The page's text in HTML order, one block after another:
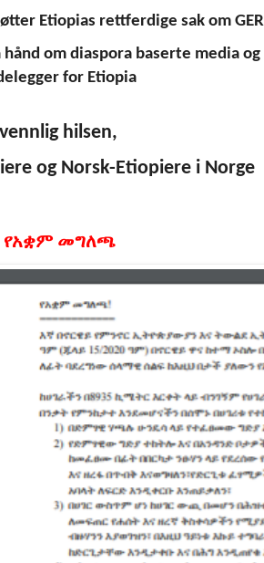
Etiopias rettferdige sak om
hånd om diaspora baserte media
for Etiopia
hilsen,
og Norsk-Etiopiere i Norge
የአቋም መግለጫ